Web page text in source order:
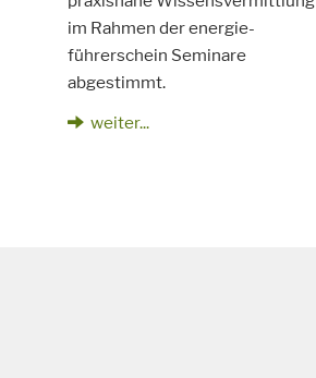
im Rahmen der energie-
führerschein Seminare
abgestimmt.
weiter...